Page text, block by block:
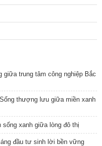
trung tâm công nghiệp Bắc
thượng lưu giữa miền xanh
sống xanh giữa lòng đô thị
đầu tư sinh lời bền vững